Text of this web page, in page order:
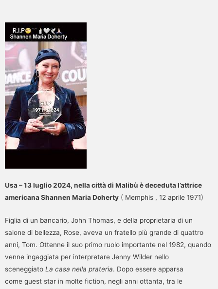
Usa – 13 luglio 2024, nella città di Malibù è deceduta l’attrice
americana Shannen Maria Doherty ( Memphis , 12 aprile 1971)
Figlia di un bancario, John Thomas, e della proprietaria di un
salone di bellezza, Rose, aveva un fratello più grande di quattro
anni, Tom. Ottenne il suo primo ruolo importante nel 1982, quando
venne ingaggiata per interpretare Jenny Wilder nello
sceneggiato La casa nella prateria. Dopo essere apparsa
come guest star in molte fiction, negli anni ottanta, tra le